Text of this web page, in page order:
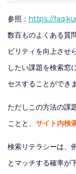
参照： https://
数百ものよくある質
ビリティを向上させ
したい課題を検索窓
セスすることができま
ただしこの方法の課題
ことと、 サイト内検
検索リテラシーは、
とマッチする確率が